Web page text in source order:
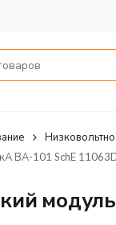
ВА-101 SchE